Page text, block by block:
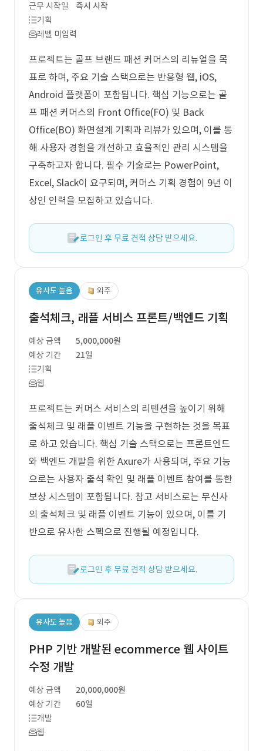
근무 시작일
즉시 시작
기획
레벨 미입력
프로젝트는 골프 브랜드 패션 커머스의 리뉴얼을 목
표로 하며, 주요 기술 스택으로는 반응형 웹, iOS,
Android 플랫폼이 포함됩니다. 핵심 기능으로는 골
프 패션 커머스의 Front Office(FO) 및 Back
Office(BO) 화면설계 기획과 리뷰가 있으며, 이를 통
해 사용자 경험을 개선하고 효율적인 관리 시스템을
구축하고자 합니다. 필수 기술로는 PowerPoint,
Excel, Slack이 요구되며, 커머스 기획 경험이 9년 이
상인 인력을 모집하고 있습니다.
로그인 후 무료 견적 상담 받으세요.
유사도 높음 외주
출석체크, 래플 서비스 프론트/백엔드 기획
예상 금액
5,000,000원
예상 기간
21일
기획
웹
프로젝트는 커머스 서비스의 리텐션을 높이기 위해
출석체크 및 래플 이벤트 기능을 구현하는 것을 목표
로 하고 있습니다. 핵심 기술 스택으로는 프론트엔드
와 백엔드 개발을 위한 Axure가 사용되며, 주요 기능
으로는 사용자 출석 확인 및 래플 이벤트 참여를 통한
보상 시스템이 포함됩니다. 참고 서비스로는 무신사
의 출석체크 및 래플 이벤트 기능이 있으며, 이를 기
반으로 유사한 스펙으로 진행될 예정입니다.
로그인 후 무료 견적 상담 받으세요.
유사도 높음 외주
PHP 기반 개발된 ecommerce 웹 사이트
수정 개발
예상 금액
20,000,000원
예상 기간
60일
개발
웹